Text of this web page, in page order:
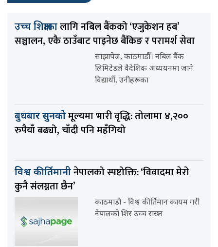
उच्च शिक्षाकालागि नबिल बैंकको ‘एजुकेशन हब’
सञ्चालन, एकै ठाउँबाट पाइनेछ बैंकिङ र परामर्श सेवा
साझापेज, काठमाडौँ। नबिल बैंक
लिमिटेडले वैदेशिक अध्ययनमा जाने
विद्यार्थी, उनीहरूका
बुधबार सुनकोमूल्यमा भारी वृद्धि: तोलामा ४,२००
रुपैयाँ बढ्यो, चाँदी पनि महँगियो
विश्व कीर्तिमानीनेपालको स्पष्टोक्ति: ‘विवादमा मेरो
कुनै संलग्नता छैन’
काठमाडौ - विश्व कीर्तिमान कायम गरी
नेपालको शिर उच्च राख्न